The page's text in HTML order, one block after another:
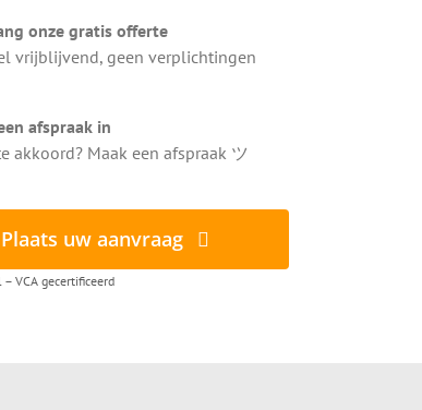
onze gratis offerte
vrijblijvend, geen verplichtingen
afspraak in
akkoord? Maak een afspraak ツ
Plaats uw aanvraag
– VCA gecertificeerd